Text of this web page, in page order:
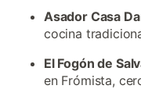
Asador Casa
cocina
El Fogón de
en Frómista,